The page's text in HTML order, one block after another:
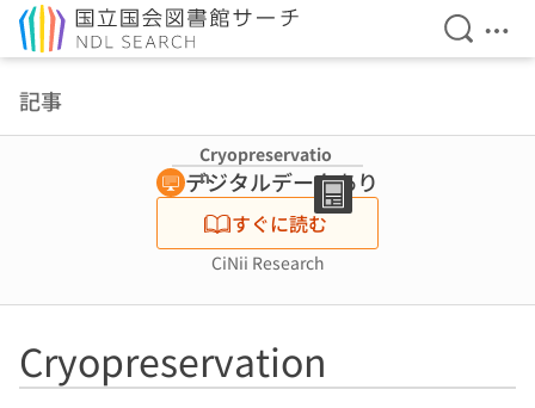
検索を
メ
記事
Cryopreservatio
n
デジタルデータあり
すぐに読む
CiNii Research
Cryopreservation